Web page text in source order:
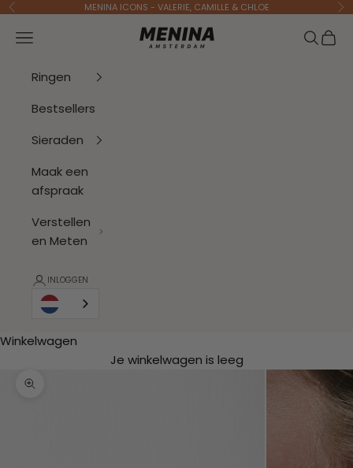
Naar inhoud
Vorige MENINA ICONS - VALERIE, CAMILLE & CHLOE
Menina Amsterdam
Navigatiemenu openen Zoeken
Ringen
Bestsellers
Sieraden
Maak een
afspraak
Verstellen
en Meten
INLOGGEN
Winkelwagen
Je winkelwagen is leeg
In-/uitzoomen